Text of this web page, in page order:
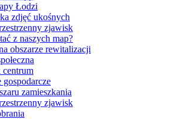
Łodzi
zdjęć ukośnych
zjawisk
z naszych map?
obszarze rewitalizacji
centrum
zamieszkania
zjawisk